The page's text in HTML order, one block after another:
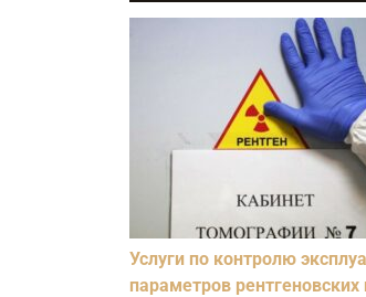
Услуги по контролю
параметров рентгеновских